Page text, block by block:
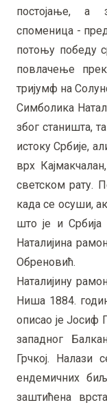
постојање, а
споменица -
потоњу победу
повлачење
тријумф на
Симболика
због станишта,
истоку Србије,
врх
светском рату.
када се осуши,
што је и
Наталијина
Обреновић.
Наталијину
Ниша 1884.
описао је Јосиф
западног
Грчкој. Налази
ендемичних
заштићена